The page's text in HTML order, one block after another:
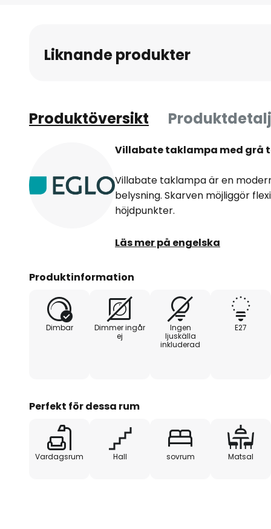
Liknande produkter
Produktöversikt
Villabate taklampa med grå
Villabate taklampa är en
belysning. Skarven möjliggör
höjdpunkter.
Lampan kan fästas i taket med
Skruvförbandet gör det möjligt
designelement som berikar varje
Läs mer på engelska
Produktinformation
Dimbar
Dimmer ingår
ej
Ingen
ljuskälla
inkluderad
E27
Perfekt för dessa rum
Vardagsrum Hall sovrum Matsal